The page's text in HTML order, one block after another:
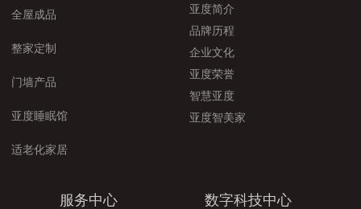
全屋成品
整家定制
门墙产品
亚度睡眠馆
适老化家居
亚度简介
品牌历程
企业文化
亚度荣誉
智慧亚度
亚度智美家
服务中心 数字科技中心